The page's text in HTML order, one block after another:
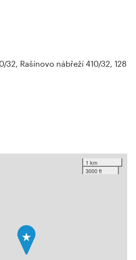
32, Rašínovo nábřeží 410/32, 128
1 km
3000 ft